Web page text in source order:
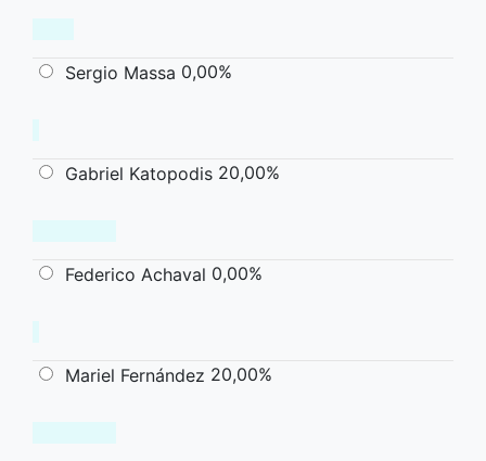
Sergio Massa 0,00%
Gabriel Katopodis 20,00%
Federico Achaval 0,00%
Mariel Fernández 20,00%